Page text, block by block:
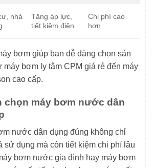
nhà
Tăng áp lực,
tiết kiệm điện
Chi phí cao
hơn
bơm giúp bạn dễ dàng chọn sản
máy bơm ly tâm CPM giá rẻ đến máy
cao cấp.
chọn máy bơm nước dân
nước dân dụng đúng không chỉ
sử dụng mà còn tiết kiệm chi phí lâu
bơm nước gia đình hay máy bơm